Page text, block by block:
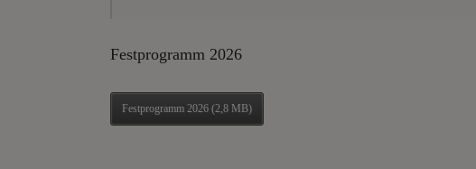
Festprogramm 2026
Festprogramm 2026 (2,8 MB)